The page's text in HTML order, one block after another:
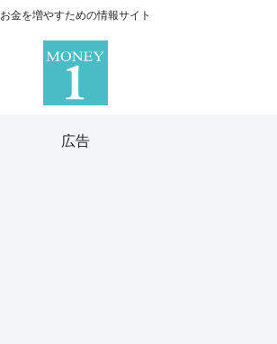
お金を増やすための情報サイト
広告